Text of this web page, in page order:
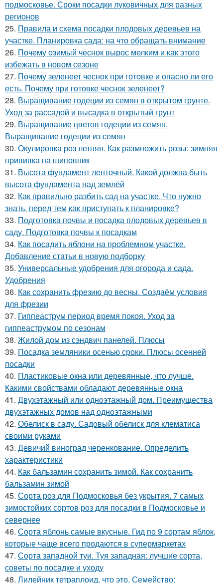
подмосковье. Сроки посадки луковичных для разных
регионов
25. Правила и схема посадки плодовых деревьев на
участке. Планировка сада: на что обращать внимание
26. Почему озимый чеснок вырос мелким и как этого
избежать в новом сезоне
27. Почему зеленеет чеснок при готовке и опасно ли его
есть. Почему при готовке чеснок зеленеет?
28. Выращивание годеции из семян в открытом грунте.
Уход за рассадой и высадка в открытый грунт
29. Выращивание цветов годеции из семян.
Выращивание годеции из семян
30. Окулировка роз летняя. Как размножить розы: зимняя
прививка на шиповник
31. Высота фундамент ленточный. Какой должна быть
высота фундамента над землёй
32. Как правильно разбить сад на участке. Что нужно
знать, перед тем как приступать к планировке?
33. Подготовка почвы и посадка плодовых деревьев в
саду. Подготовка почвы к посадкам
34. Как посадить яблони на проблемном участке.
Добавление статьи в новую подборку
35. Универсальные удобрения для огорода и сада.
Удобрения
36. Как сохранить фрезию до весны. Создаём условия
для фрезии
37. Гиппеаструм период время покоя. Уход за
гиппеаструмом по сезонам
38. Жилой дом из сэндвич панелей. Плюсы
39. Посадка земляники осенью сроки. Плюсы осенней
посадки
40. Пластиковые окна или деревянные, что лучше.
Какими свойствами обладают деревянные окна
41. Двухэтажный или одноэтажный дом. Преимущества
двухэтажных домов над одноэтажными
42. Обелиск в саду. Садовый обелиск для клематиса
своими руками
43. Девичий виноград черенкование. Определить
характеристики
44. Как бальзамин сохранить зимой. Как сохранить
бальзамин зимой
45. Сорта роз для Подмосковья без укрытия. 7 самых
зимостойких сортов роз для посадки в Подмосковье и
севернее
46. Сорта яблонь самые вкусные. Гид по 9 сортам яблок,
которые чаще всего продаются в супермаркетах
47. Сорта западной туи. Туя западная: лучшие сорта,
советы по посадке и уходу
48. Лилейник тетраплоид, что это. Семейство: